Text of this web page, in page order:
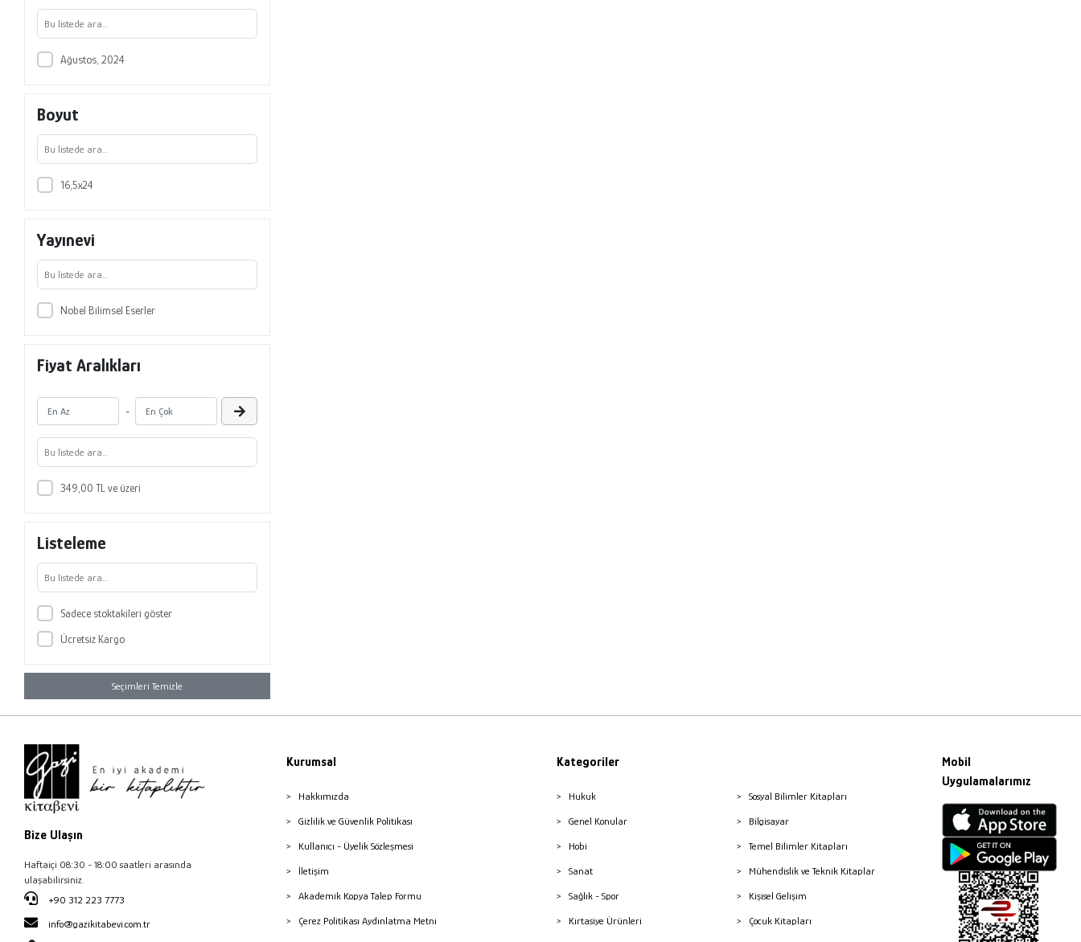
Miraç Burak Gönültaş
Mustafa Gülmez
Nuriye Çelik
Özgür Sarı
Sergender Sezer
Yılmaz Daşlı
Zafer Demir
Ağustos, 2024
Boyut
16,5x24
Yayınevi
Nobel Bilimsel Eserler
Fiyat Aralıkları
-
349,00 TL ve üzeri
Listeleme
Sadece stoktakileri göster
Ücretsiz Kargo
Seçimleri Temizle
Bize Ulaşın
Haftaiçi 08:30 - 18:00 saatleri arasında
ulaşabilirsiniz.
+90 312 223 7773
info@gazikitabevi.com.tr
Kurumsal
Hakkımızda
Gizlilik ve Güvenlik Politikası
Kullanıcı - Üyelik Sözleşmesi
İletişim
Akademik Kopya Talep Formu
Çerez Politikası Aydınlatma Metni
Kategoriler
Hukuk
Genel Konular
Hobi
Sanat
Sağlık - Spor
Kırtasiye Ürünleri
Sosyal Bilimler Kitapları
Bilgisayar
Temel Bilimler Kitapları
Mühendislik ve Teknik Kitaplar
Kişisel Gelişim
Çocuk Kitapları
Mobil
Uygulamalarımız